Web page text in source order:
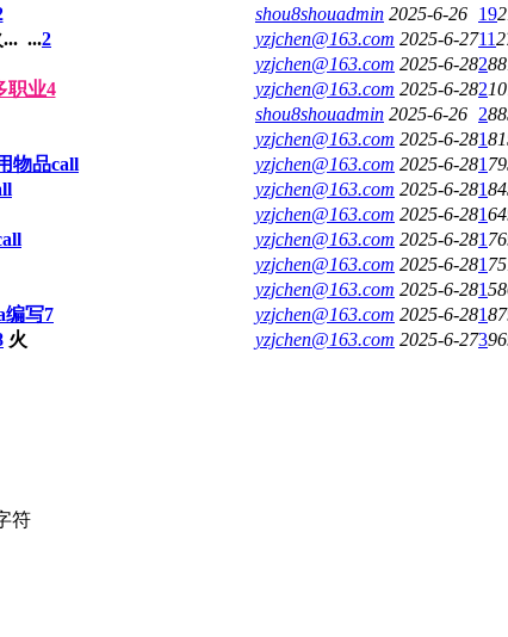
shou8shouadmin 2025-6-26 19
... ...2 yzjchen@163.com 2025-6-2711
yzjchen@163.com 2025-6-282
职业4
yzjchen@163.com 2025-6-282
shou8shouadmin 2025-6-26 2
yzjchen@163.com 2025-6-281
物品call
yzjchen@163.com 2025-6-281
yzjchen@163.com 2025-6-281
yzjchen@163.com 2025-6-281
yzjchen@163.com 2025-6-281
yzjchen@163.com 2025-6-281
yzjchen@163.com 2025-6-281
编写7
yzjchen@163.com 2025-6-281
火 yzjchen@163.com 2025-6-273
符